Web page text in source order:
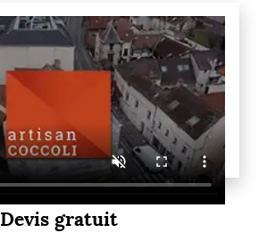
Devis gratuit